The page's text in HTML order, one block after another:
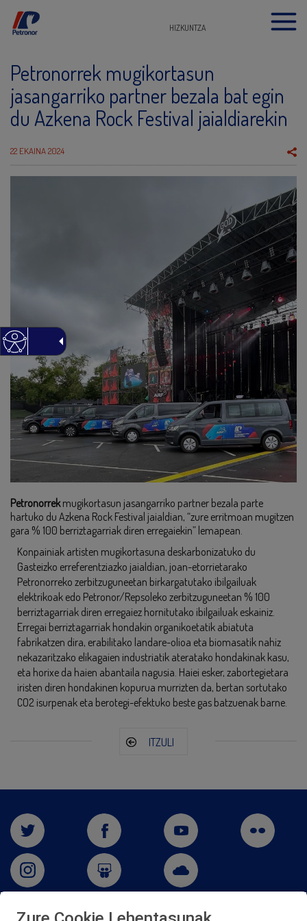
HIZKUNTZA
Petronorrek mugikortasun
jasangarriko partner bezala bat egin
du Azkena Rock Festival jaialdiarekin
22 EKAINA 2024
Petronorrekmugikortasun jasangarriko partner bezala parte
hartuko du Azkena Rock Festival jaialdian, “zure erritmoan mugitzen
gara % 100 berriztagarriak diren erregaiekin” lemapean.
Konpainiak artisten mugikortasuna deskarbonizatuko du
Gasteizko erreferentziazko jaialdian, joan-etorrietarako
Petronorreko zerbitzuguneetan birkargatutako ibilgailuak
elektrikoak edo Petronor/Repsoleko zerbitzuguneetan % 100
berriztagarriak diren erregaiez hornitutako ibilgailuak eskainiz.
Erregai berriztagarriak hondakin organikoetatik abiatuta
fabrikatzen dira, erabilitako landare-olioa eta biomasatik nahiz
nekazaritzako elikagaien industriatik ateratako hondakinak kasu,
eta horixe da haien abantaila nagusia. Haiei esker, zabortegietara
iristen diren hondakinen kopurua murrizten da, bertan sortutako
CO2 isurpenak eta berotegi-efektuko beste gas batzuenak barne.
ITZULI